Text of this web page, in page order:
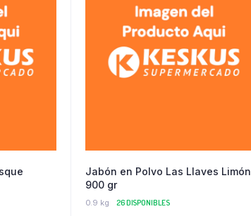
Jabón en Polvo Las Llaves Limón
900 gr
0.9 kg 26 DISPONIBLES